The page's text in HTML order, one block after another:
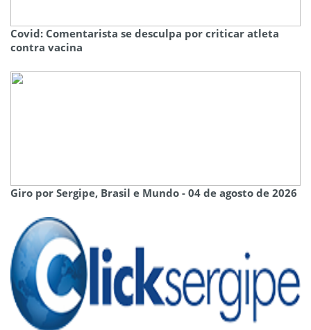
Covid: Comentarista se desculpa por criticar atleta
contra vacina
Giro por Sergipe, Brasil e Mundo - 04 de agosto de 2026